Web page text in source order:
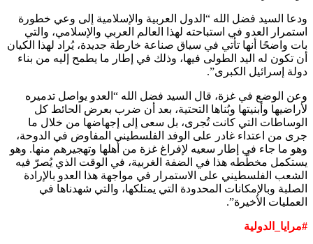
‏ودعا السيد فضل الله “الدول العربية والإسلامية إلى وعي خطورة
استمرار العدو في استباحته لهذا العالم العربي والإسلامي، والتي
بات واضحًا أنها تأتي في سياق صناعة خارطة جديدة، يُراد لهذا الكيان
أن تكون له اليد الطولى فيها، وذلك في إطار ما يطمح إليه من بناء
دولة إسرائيل الكبرى”.
‏وعن الوضع في غزة، قال السيد فضل الله “العدو يواصل تدميره
لأراضيها وأبنيتها وبُناها التحتية، بعد أن ضرب بعرض الحائط كل
الوساطات التي كانت تُجرى، بل سعى إلى إجهاضها من خلال ما
جرى من اعتداء غادر على الوفد الفلسطيني المفاوض في الدوحة،
وهو ما جاء في إطار سعيه لإفراغ غزة من أهلها وتهجيرهم منها. وهو
يستكمل مخطّطه هذا في الضفة الغربية، في الوقت الذي يُصرّ فيه
الشعب الفلسطيني على الاستمرار في مواجهة هذا العدو بالإرادة
الصلبة وبالإمكانات المحدودة التي يمتلكها، والتي شهدناها في
العمليات الأخيرة”.
‏#مرايا_الدولية